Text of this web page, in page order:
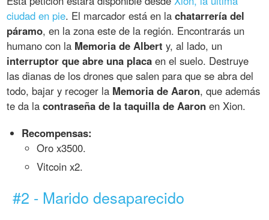
ciudad en pie. El marcador está en lachatarrería del
páramo, en la zona este de la región. Encontrarás un
humano con la Memoria de Albert y, al lado, un
interruptor que abre una placa en el suelo. Destruye
las dianas de los drones que salen para que se abra del
todo, bajar y recoger la Memoria de Aaron, que además
te da lacontraseña de la taquilla de Aaron en Xion.
Recompensas:
Oro x3500.
Vitcoin x2.
#2 - Marido desaparecido